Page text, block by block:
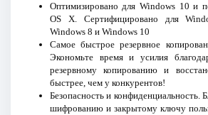
Оптимизировано для Windows 10 и
OS X. Сертифицировано для
Windows 8 и Windows 10
Самое быстрое резервное
Экономьте время и усилия
резервному копированию и
быстрее, чем у конкурентов!
Безопасность и конфиденциальность.
шифрованию и закрытому ключу